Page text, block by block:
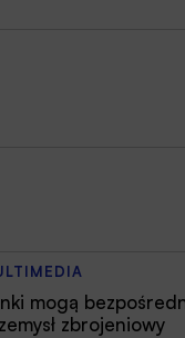
mogą
zbrojeniowy